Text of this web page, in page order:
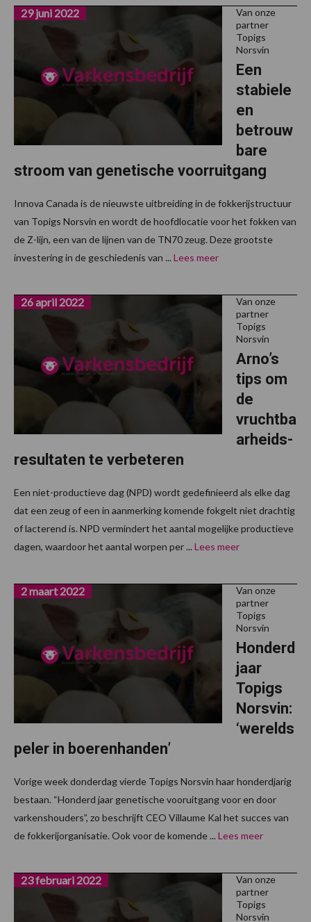
Van onze
partner
Topigs
Norsvin
Een
stabiele
en
betrouw
bare
stroom van genetische voorruitgang
29 juni 2022
Innova Canada is de nieuwste uitbreiding in de fokkerijstructuur
van Topigs Norsvin en wordt de hoofdlocatie voor het fokken van
de Z-lijn, een van de lijnen van de TN70 zeug. Deze grootste
investering in de geschiedenis van ... Lees meer
Van onze
partner
Topigs
Norsvin
Arno’s
tips om
de
vruchtba
arheids-
resultaten te verbeteren
26 april 2022
Een niet-productieve dag (NPD) wordt gedefinieerd als elke dag
dat een zeug of een in aanmerking komende fokgelt niet drachtig
of lacterend is. NPD vermindert het aantal mogelijke productieve
dagen, waardoor het aantal worpen per ... Lees meer
Van onze
partner
Topigs
Norsvin
Honderd
jaar
Topigs
Norsvin:
‘werelds
peler in boerenhanden’
2 maart 2022
Vorige week donderdag vierde Topigs Norsvin haar honderdjarig
bestaan. “Honderd jaar genetische vooruitgang voor en door
varkenshouders”, zo beschrijft CEO Villaume Kal het succes van
de fokkerijorganisatie. Ook voor de komende ... Lees meer
Van onze
partner
Topigs
Norsvin
23 februari 2022